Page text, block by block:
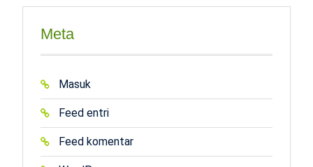
Meta
Masuk
Feed entri
Feed komentar